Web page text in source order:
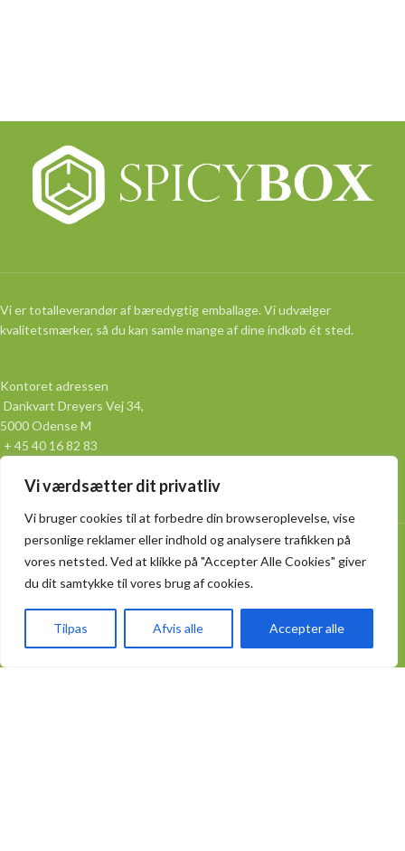
Vi værdsætter dit privatliv
Vi bruger cookies til at forbedre din browseroplevelse, vise
personlige reklamer eller indhold og analysere trafikken på
vores netsted. Ved at klikke på "Accepter Alle Cookies" giver
du dit samtykke til vores brug af cookies.
Tilpas Afvis alle Accepter alle
Vi er totalleverandør af bæredygtig emballage. Vi udvælger
kvalitetsmærker, så du kan samle mange af dine indkøb ét sted.
Kontoret adressen
Dankvart Dreyers Vej 34,
5000 Odense M
+ 45 40 16 82 83
info@spicybox.dk
Lager adressen
Slettensvej 55 hal.12 ,